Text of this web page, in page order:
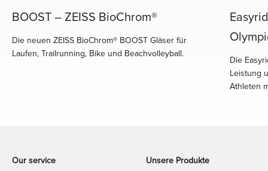
BOOST – ZEISS BioChrom®
Die neuen ZEISS BioChrom® BOOST Gläser für
Laufen, Trailrunning, Bike und Beachvolleyball.
Die
Leistung
Athleten
Our service Unsere Produkte